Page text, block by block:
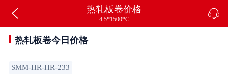
热轧板卷价格
4.5*1500*C
热轧板卷今日价格
SMM-HR-HR-233